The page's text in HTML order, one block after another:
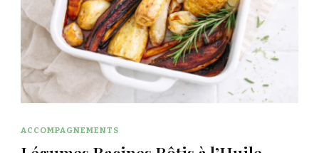
ACCOMPAGNEMENTS